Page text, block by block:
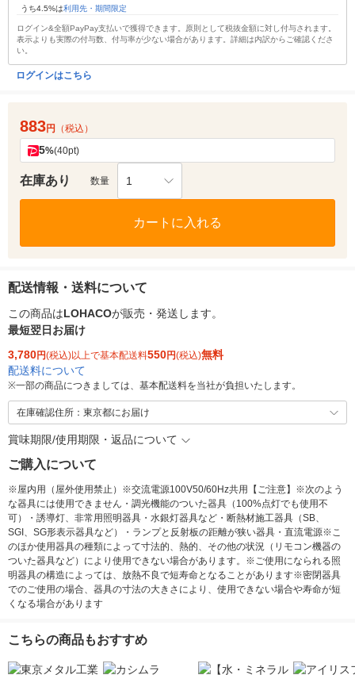
うち4.5%は利用先・期間限定
ログイン&全額PayPay支払いで獲得できます。原則として税抜金額に対し付与されます。
表示よりも実際の付与数、付与率が少ない場合があります。詳細は内訳からご確認くださ
い。
ログインはこちら
883円 （税込）
5%(40pt)
在庫あり 数量 1
カートに入れる
配送情報・送料について
この商品はLOHACOが販売・発送します。
最短翌日お届け
3,780円(税込)以上で基本配送料550円(税込)無料
配送料について
※一部の商品につきましては、基本配送料を当社が負担いたします。
在庫確認住所：東京都にお届け
賞味期限/使用期限・返品について
ご購入について
※屋内用（屋外使用禁止）※交流電源100V50/60Hz共用【ご注意】※次のよう
な器具には使用できません・調光機能のついた器具（100%点灯でも使用不
可）・誘導灯、非常用照明器具・水銀灯器具など・断熱材施工器具（SB、
SGI、SG形表示器具など）・ランプと反射板の距離が狭い器具・直流電源※こ
のほか使用器具の種類によって寸法的、熱的、その他の状況（リモコン機器の
ついた器具など）により使用できない場合があります。※ご使用になられる照
明器具の構造によっては、放熱不良で短寿命となることがあります※密閉器具
でのご使用の場合、器具の寸法の大きさにより、使用できない場合や寿命が短
くなる場合があります
こちらの商品もおすすめ